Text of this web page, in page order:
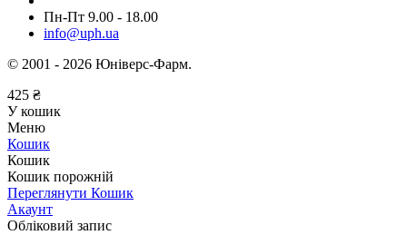
Пн-Пт 9.00 - 18.00
info@uph.ua
© 2001 - 2026 Юніверс-Фарм.
425 ₴
У кошик
Меню
Кошик
Кошик
Кошик порожній
Переглянути Кошик
Акаунт
Обліковий запис